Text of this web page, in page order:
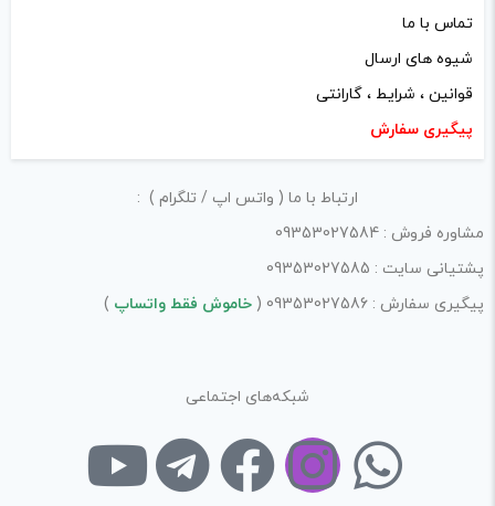
تماس با ما
شیوه های ارسال
قوانین ، شرایط ، گارانتی
پیگیری سفارش
ارتباط با ما ( واتس اپ / تلگرام ) :
مشاوره فروش : 09353027584
پشتیانی سایت : 09353027585
پیگیری سفارش : 09353027586 (
خاموش فقط واتساپ )
شبکه‌های اجتماعی